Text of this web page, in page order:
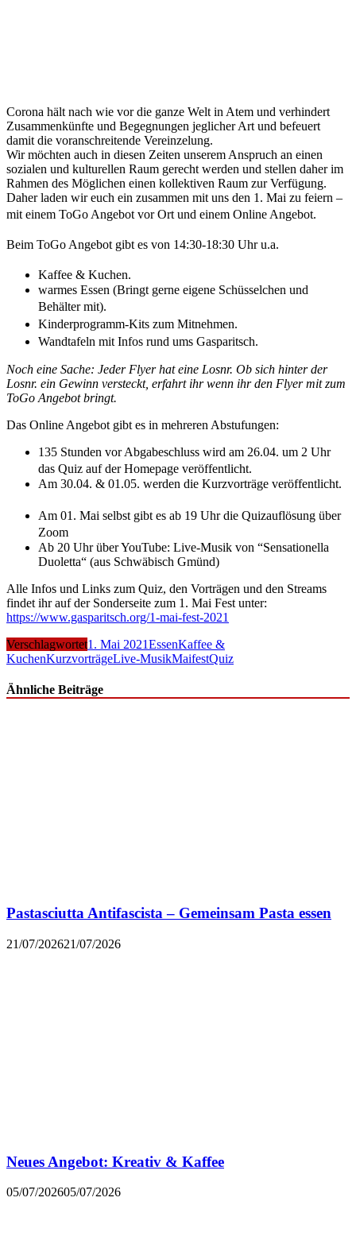
Corona hält nach wie vor die ganze Welt in Atem und verhindert
Zusammenkünfte und Begegnungen jeglicher Art und befeuert
damit die voranschreitende Vereinzelung.
Wir möchten auch in diesen Zeiten unserem Anspruch an einen
sozialen und kulturellen Raum gerecht werden und stellen daher im
Rahmen des Möglichen einen kollektiven Raum zur Verfügung.
Daher laden wir euch ein zusammen mit uns den 1. Mai zu feiern –
mit einem ToGo Angebot vor Ort und einem Online Angebot.
Beim ToGo Angebot gibt es von 14:30-18:30 Uhr u.a.
Kaffee & Kuchen.
warmes Essen (Bringt gerne eigene Schüsselchen und
Behälter mit).
Kinderprogramm-Kits zum Mitnehmen.
Wandtafeln mit Infos rund ums Gasparitsch.
Noch eine Sache: Jeder Flyer hat eine Losnr. Ob sich hinter der
Losnr. ein Gewinn versteckt, erfahrt ihr wenn ihr den Flyer mit zum
ToGo Angebot bringt.
Das Online Angebot gibt es in mehreren Abstufungen:
135 Stunden vor Abgabeschluss wird am 26.04. um 2 Uhr
das Quiz auf der Homepage veröffentlicht.
Am 30.04. & 01.05. werden die Kurzvorträge veröffentlicht.
Am 01. Mai selbst gibt es ab 19 Uhr die Quizauflösung über
Zoom
Ab 20 Uhr über YouTube: Live-Musik von “Sensationella
Duoletta“ (aus Schwäbisch Gmünd)
Alle Infos und Links zum Quiz, den Vorträgen und den Streams
findet ihr auf der Sonderseite zum 1. Mai Fest unter:
https://www.gasparitsch.org/1-mai-fest-2021
Verschlagwortet1. Mai 2021EssenKaffee &
KuchenKurzvorträgeLive-MusikMaifestQuiz
Ähnliche Beiträge
Pastasciutta Antifascista – Gemeinsam Pasta essen
21/07/202621/07/2026
Neues Angebot: Kreativ & Kaffee
05/07/202605/07/2026